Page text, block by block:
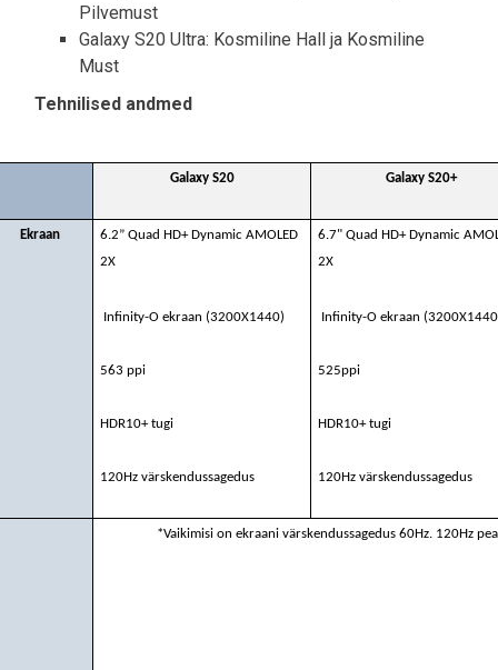
Pilvemust
Galaxy S20 Ultra: Kosmiline Hall ja Kosmiline
Must
Tehnilised andmed
Galaxy S20 Galaxy S20+
Ekraan
6.2” Quad HD+ Dynamic AMOLED
2X
Infinity-O ekraan (3200X1440)
563 ppi
HDR10+ tugi
120Hz värskendussagedus
6.7" Quad HD+ Dynamic
2X
Infinity-O ekraan
525ppi
HDR10+ tugi
120Hz värskendussagedus
*Vaikimisi on ekraani värskendussagedus 60Hz. 120Hz